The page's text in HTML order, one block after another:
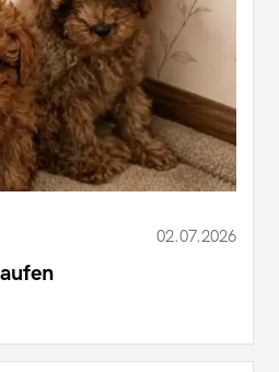
02.07.2026